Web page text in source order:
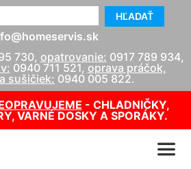
HĽADAŤ
730, opatrovanie: 0917 789 934,
0940 711 521, oprava práčok,
sušičiek: 0940 005 822.
- CHLADNIČKY,
VARNÉ DOSKY A SPORÁKY.